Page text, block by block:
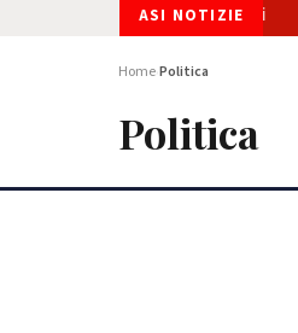
ASI NOTIZIE
in tre piatti iconici
HomePolitica
Politica